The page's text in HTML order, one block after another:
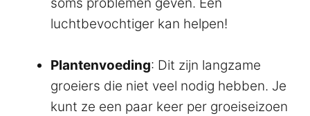
luchtbevochtiger kan helpen!
Plantenvoeding: Dit zijn langzame
groeiers die niet veel nodig hebben. Je
kunt ze een paar keer per groeiseizoen